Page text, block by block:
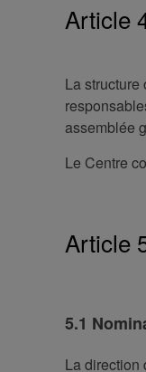
Article
La
assemblée
Le Centre
Article
5.1
La direction